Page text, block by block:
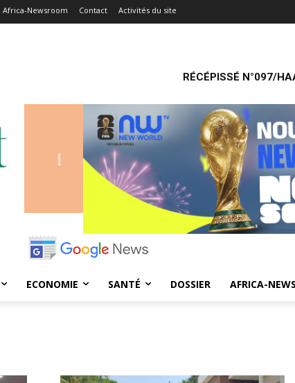
Africa-Newsroom Contact Activités du site
RÉCÉPISSÉ N°097/
ECONOMIE SANTÉ DOSSIER AFRICA-